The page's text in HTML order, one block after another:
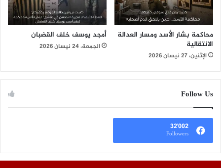
محاكمة بشار الأسد ومسار العدالة
الانتقالية
الإثنين، 27 نيسان 2026
أمجد يوسف خلف القضبان
الجمعة، 24 نيسان 2026
Follow Us
32٬002
Followers